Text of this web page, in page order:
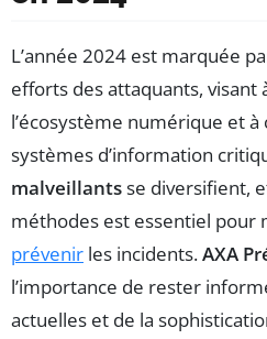
L’année 2024 est marquée
efforts des attaquants, visant
l’écosystème numérique et
systèmes d’information
malveillantsse diversifient,
méthodes est essentiel pour
prévenir les incidents.AXA
l’importance de rester
actuelles et de la